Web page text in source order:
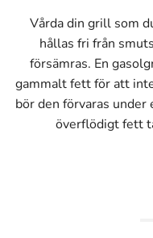
Vårda din grill som
hållas fri från
försämras. En
gammalt fett för att
bör den förvaras
överflödigt fett